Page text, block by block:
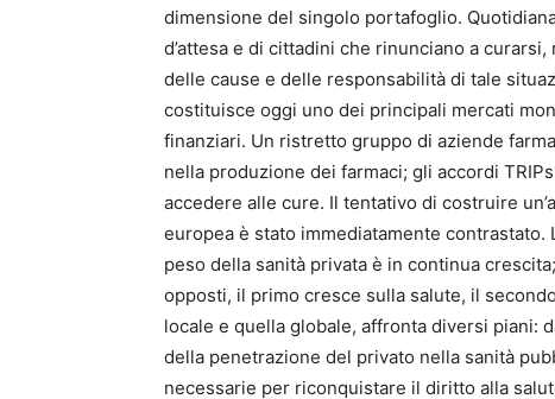
dimensione del singolo portafoglio.
d’attesa e di cittadini che rinunciano a
delle cause e delle responsabilità di tale
costituisce oggi uno dei principali mercati
finanziari. Un ristretto gruppo di aziende
nella produzione dei farmaci; gli accordi
accedere alle cure. Il tentativo di costruire
europea è stato immediatamente
peso della sanità privata è in continua
opposti, il primo cresce sulla salute, il
locale e quella globale, affronta diversi piani:
della penetrazione del privato nella sanità
necessarie per riconquistare il diritto alla